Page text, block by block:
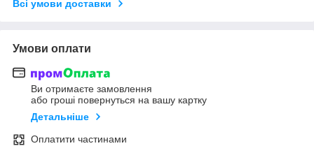
Всі умови доставки
Умови оплати
Ви отримаєте замовлення
або гроші повернуться на вашу картку
Детальніше
Оплатити частинами